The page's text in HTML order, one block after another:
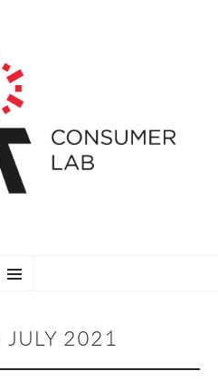
TO
JULY 2021